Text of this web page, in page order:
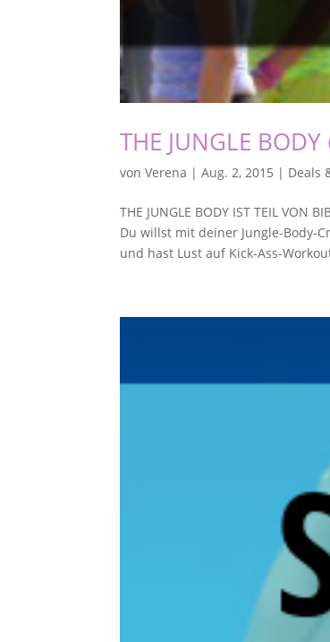
THE JUNGLE
vonVerena |Aug. 2, 2015 | Deals
THE JUNGLE BODY IST TEIL VON
Du willst mit deiner Jungle-Body-
und hast Lust auf Kick-Ass-